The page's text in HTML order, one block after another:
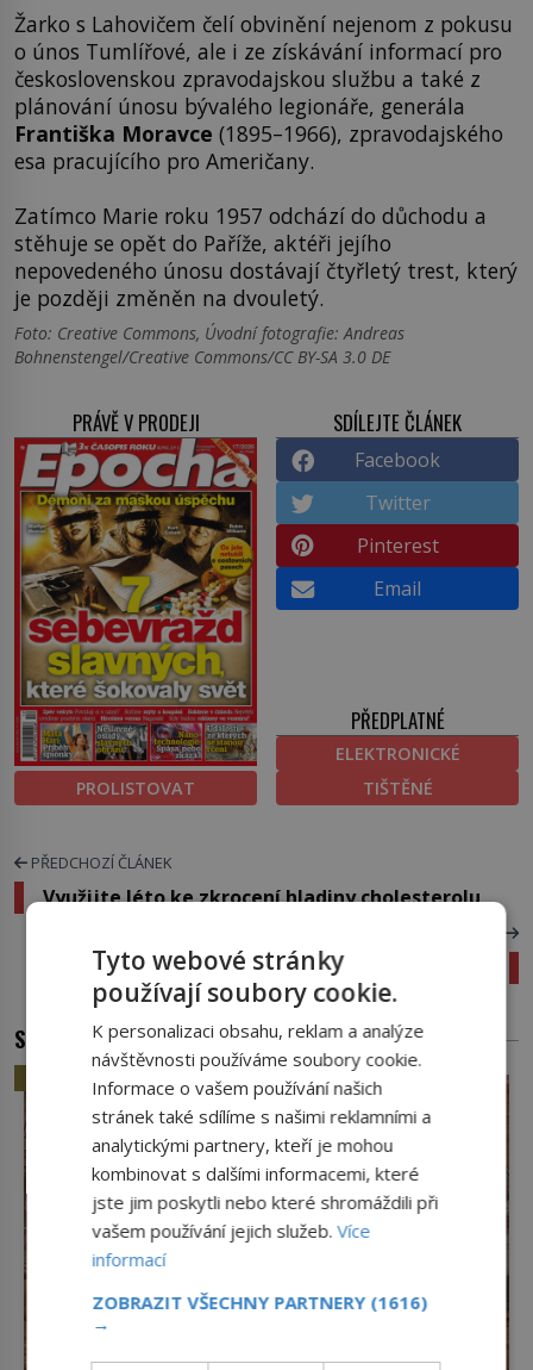
Žarko s Lahovičem čelí obvinění nejenom z pokusu
o únos Tumlířové, ale i ze získávání informací pro
československou zpravodajskou službu a také z
plánování únosu bývalého legionáře, generála
Františka Moravce (1895–1966), zpravodajského
esa pracujícího pro Američany.
Zatímco Marie roku 1957 odchází do důchodu a
stěhuje se opět do Paříže, aktéři jejího
nepovedeného únosu dostávají čtyřletý trest, který
je později změněn na dvouletý.
Foto: Creative Commons, Úvodní fotografie: Andreas
Bohnenstengel/Creative Commons/CC BY-SA 3.0 DE
PRÁVĚ V PRODEJI
PROLISTOVAT
SDÍLEJTE ČLÁNEK
Facebook
Twitter
Pinterest
Email
PŘEDPLATNÉ
ELEKTRONICKÉ
TIŠTĚNÉ
PŘEDCHOZÍ ČLÁNEK
Využijte léto ke zkrocení hladiny cholesterolu
5 častých omylů o ledvinách
SOUVISEJÍCÍ ČLÁNKY
HISTORIE
Tyto webové stránky
používají soubory cookie.
K personalizaci obsahu, reklam a analýze
návštěvnosti používáme soubory cookie.
Informace o vašem používání našich
stránek také sdílíme s našimi reklamními a
analytickými partnery, kteří je mohou
kombinovat s dalšími informacemi, které
jste jim poskytli nebo které shromáždili při
vašem používání jejich služeb.Více
informací
ZOBRAZIT VŠECHNY PARTNERY (1616)
→